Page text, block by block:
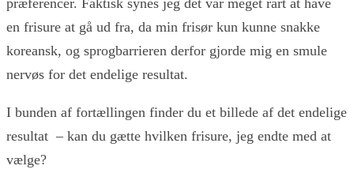
præferencer. Faktisk synes jeg det var meget rart at have
en frisure at gå ud fra, da min frisør kun kunne snakke
koreansk, og sprogbarrieren derfor gjorde mig en smule
nervøs for det endelige resultat.
I bunden af fortællingen finder du et billede af det endelige
resultat – kan du gætte hvilken frisure, jeg endte med at
vælge?